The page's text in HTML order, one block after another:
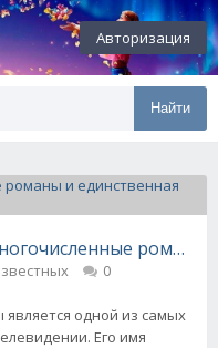
Авторизация
Найти
романы
0
одной из самых
Его имя